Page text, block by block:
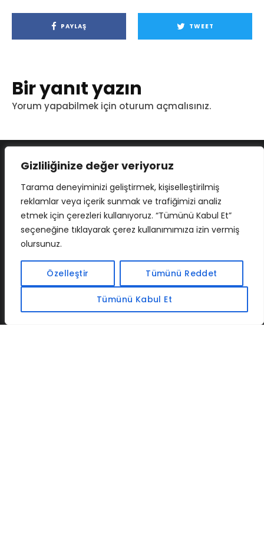
Gizliliğinize değer veriyoruz
Tarama deneyiminizi geliştirmek, kişiselleştirilmiş
reklamlar veya içerik sunmak ve trafiğimizi analiz
etmek için çerezleri kullanıyoruz. “Tümünü Kabul Et”
seçeneğine tıklayarak çerez kullanımımıza izin vermiş
olursunuz.
Özelleştir Tümünü Reddet
Tümünü Kabul Et
PAYLAŞ TWEET
Bir yanıt yazın
Yorum yapabilmek için oturum açmalısınız.
İLETIŞIM BAF CADSOFTUSA MAXIMUMPCGUIDES